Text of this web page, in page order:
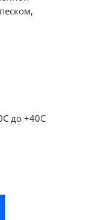
до +40С